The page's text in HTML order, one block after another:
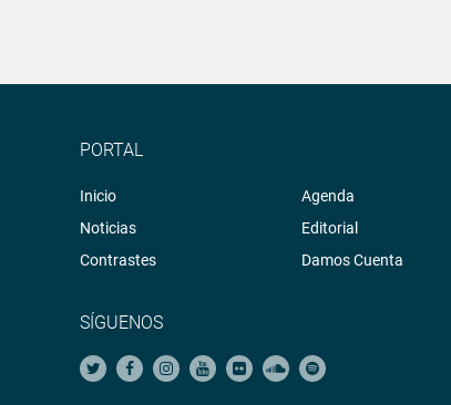
PORTAL
Inicio
Noticias
Contrastes
Agenda
Editorial
Damos Cuenta
SÍGUENOS